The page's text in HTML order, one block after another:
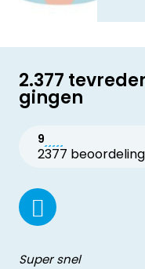
2.377
gingen
9
2377
Super snel